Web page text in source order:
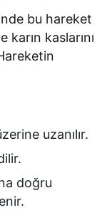
bu hareket
karın kaslarını
uzanılır.
doğru